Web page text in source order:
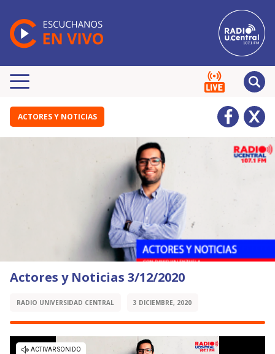
ACTORES Y NOTICIAS
Actores y Noticias 3/12/2020
RADIO UNIVERSIDAD CENTRAL 3 DICIEMBRE, 2020